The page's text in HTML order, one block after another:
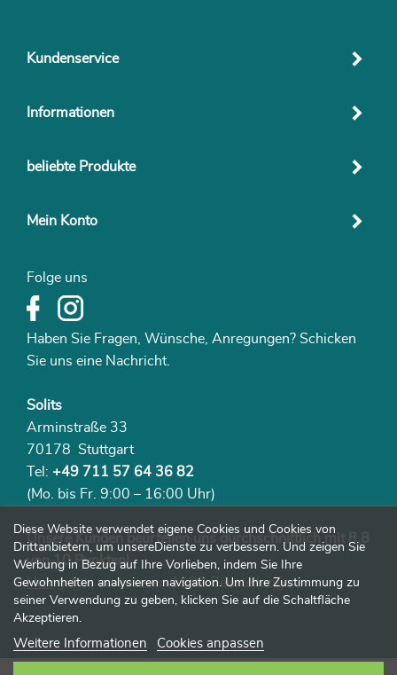
Kundenservice
Informationen
beliebte Produkte
Mein Konto
Folge uns
Haben Sie Fragen, Wünsche, Anregungen? Schicken
Sie uns eine Nachricht.
Solits
Arminstraße 33
70178 Stuttgart
Tel: +49 711 57 64 36 82
(Mo. bis Fr. 9:00 – 16:00 Uhr)
Unsere Kunden beurteilen uns durchschnittlich mit 8,8
von 10 Punkten!
Hiergeht‘s zu unseren 1982 Beurteilungen.
Diese Website verwendet eigene Cookies und Cookies von
Drittanbietern, um unsereDienste zu verbessern. Und zeigen Sie
Werbung in Bezug auf Ihre Vorlieben, indem Sie Ihre
Gewohnheiten analysieren navigation. Um Ihre Zustimmung zu
seiner Verwendung zu geben, klicken Sie auf die Schaltfläche
Akzeptieren.
Weitere Informationen Cookies anpassen